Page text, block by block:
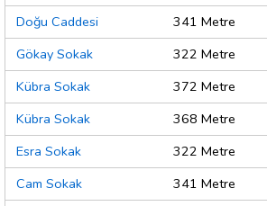
Doğu Caddesi
341 Metre
Gökay Sokak
322 Metre
Kübra Sokak
372 Metre
Kübra Sokak
368 Metre
Esra Sokak
322 Metre
Cam Sokak
341 Metre